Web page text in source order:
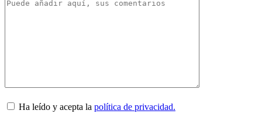
Ha leído y acepta la política de privacidad.